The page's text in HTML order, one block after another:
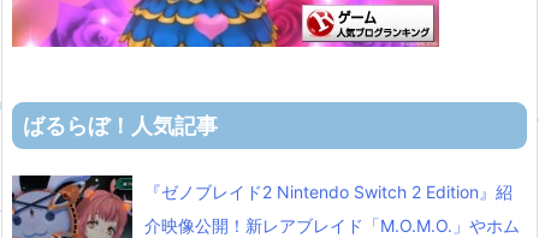
ばるらぼ！人気記事
『ゼノブレイド2 Nintendo Switch 2 Edition』紹
介映像公開！新レアブレイド「M.O.M.O.」やホム